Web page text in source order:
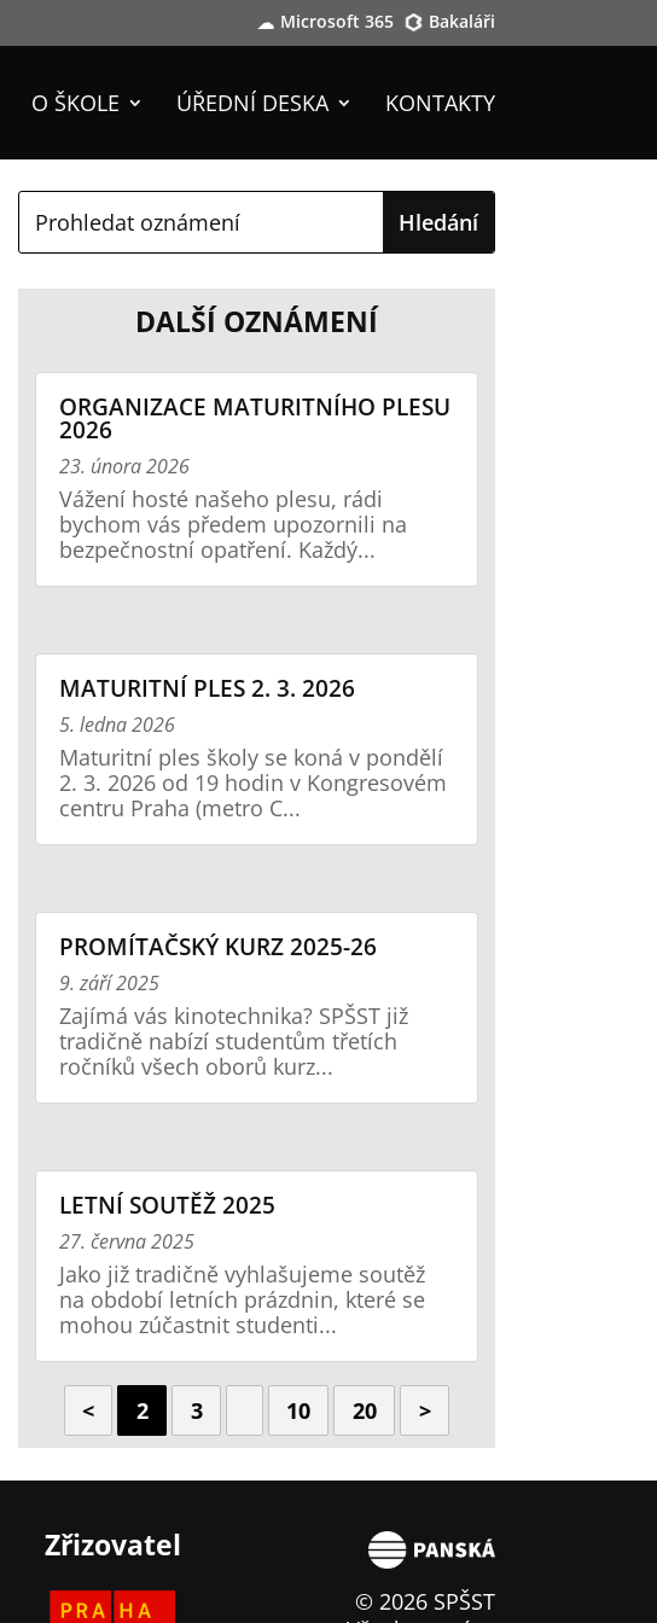
Microsoft 365 Bakaláři
O ŠKOLE ÚŘEDNÍ DESKA KONTAKTY
DALŠÍ OZNÁMENÍ
ORGANIZACE MATURITNÍHO PLESU
2026
23. února 2026
Vážení hosté našeho plesu, rádi
bychom vás předem upozornili na
bezpečnostní opatření. Každý...
MATURITNÍ PLES 2. 3. 2026
5. ledna 2026
Maturitní ples školy se koná v pondělí
2. 3. 2026 od 19 hodin v Kongresovém
centru Praha (metro C...
PROMÍTAČSKÝ KURZ 2025-26
9. září 2025
Zajímá vás kinotechnika? SPŠST již
tradičně nabízí studentům třetích
ročníků všech oborů kurz...
LETNÍ SOUTĚŽ 2025
27. června 2025
Jako již tradičně vyhlašujeme soutěž
na období letních prázdnin, které se
mohou zúčastnit studenti...
< 2 3 10 20 >
Zřizovatel
© 2026 SPŠST